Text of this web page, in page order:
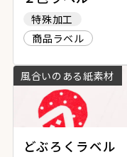
特殊加工
商品ラベル
風合いのある紙素材
どぶろくラベル